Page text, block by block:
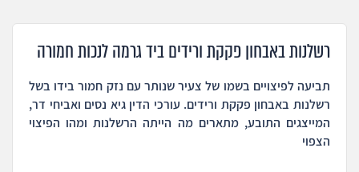
רשלנות באבחון פקקת ורידים ביד גרמה לנכות חמורה
תביעה לפיצויים בשמו של צעיר שנותר עם נזק חמור בידו בשל
רשלנות באבחון פקקת ורידים. עורכי הדין גיא נסים ואביחי דר,
המייצגים התובע, מתארים מה הייתה הרשלנות ומהו הפיצוי
הצפוי